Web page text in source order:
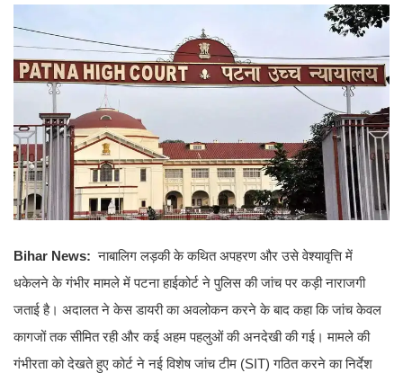
Bihar News: नाबालिग लड़की के कथित अपहरण और उसे वेश्यावृत्ति में
धकेलने के गंभीर मामले में पटना हाईकोर्ट ने पुलिस की जांच पर कड़ी नाराजगी
जताई है। अदालत ने केस डायरी का अवलोकन करने के बाद कहा कि जांच केवल
कागजों तक सीमित रही और कई अहम पहलुओं की अनदेखी की गई। मामले की
गंभीरता को देखते हुए कोर्ट ने नई विशेष जांच टीम (SIT) गठित करने का निर्देश